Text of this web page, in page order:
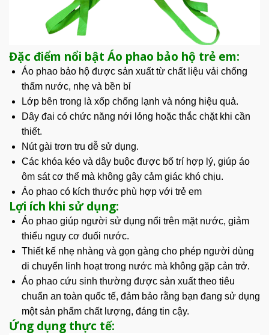
Đặc điểm nổi bật Áo phao bảo hộ trẻ em:
Áo phao bảo hộ được sản xuấttừ chất liệu vải chống
thấm nước, nhẹ và bền bỉ
Lớp bên trong là xốp chống lạnh và nóng hiệu quả.
Dây đai có chức năng nới lỏng hoặc thắc chặt khi cần
thiết.
Nút gài trơn tru dễ sử dụng.
Các khóa kéo và dây buộc được bố trí hợp lý, giúp áo
ôm sát cơ thể mà không gây cảm giác khó chịu.
Áo phao có kích thước phù hợp với trẻ em
Lợi ích khi sử dụng:
Áo phao giúp người sử dụng nổi trên mặt nước, giảm
thiểu nguy cơ đuối nước.
Thiết kế nhẹ nhàng và gọn gàng cho phép người dùng
di chuyển linh hoạt trong nước mà không gặp cản trở.
Áo phao cứu sinh thường được sản xuất theo tiêu
chuẩn an toàn quốc tế, đảm bảo rằng bạn đang sử dụng
một sản phẩm chất lượng, đáng tin cậy.
Ứng dụng thực tế: